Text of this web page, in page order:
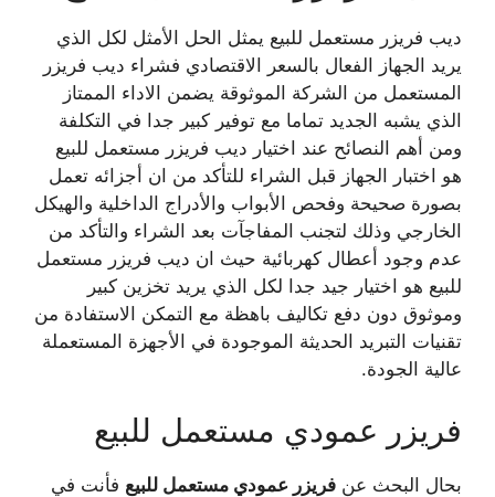
ديب فريزر مستعمل للبيع يمثل الحل الأمثل لكل الذي
يريد الجهاز الفعال بالسعر الاقتصادي فشراء ديب فريزر
المستعمل من الشركة الموثوقة يضمن الاداء الممتاز
الذي يشبه الجديد تماما مع توفير كبير جدا في التكلفة
ومن أهم النصائح عند اختيار ديب فريزر مستعمل للبيع
هو اختبار الجهاز قبل الشراء للتأكد من ان أجزائه تعمل
بصورة صحيحة وفحص الأبواب والأدراج الداخلية والهيكل
الخارجي وذلك لتجنب المفاجآت بعد الشراء والتأكد من
عدم وجود أعطال كهربائية حيث ان ديب فريزر مستعمل
للبيع هو اختيار جيد جدا لكل الذي يريد تخزين كبير
وموثوق دون دفع تكاليف باهظة مع التمكن الاستفادة من
تقنيات التبريد الحديثة الموجودة في الأجهزة المستعملة
عالية الجودة.
فريزر عمودي مستعمل للبيع
بحال البحث عن فريزر عمودي مستعمل للبيع فأنت في